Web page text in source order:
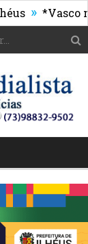
» *Vasco